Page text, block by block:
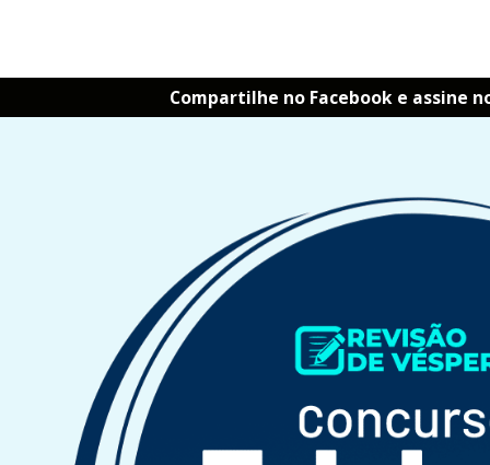
Compartilhe no Facebook e assine